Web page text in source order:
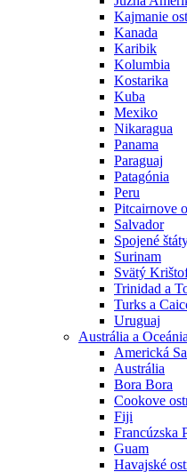
Kajmanie
Kanada
Karibik
Kolumbia
Kostarika
Kuba
Mexiko
Nikaragua
Panama
Paraguaj
Patagónia
Peru
Pitcairnove
Salvador
Spojené
Surinam
Svätý
Trinidad a
Turks a
Uruguaj
Austrália a Oceánia
Americká
Austrália
Bora Bora
Cookove
Fiji
Francúzska
Guam
Havajské